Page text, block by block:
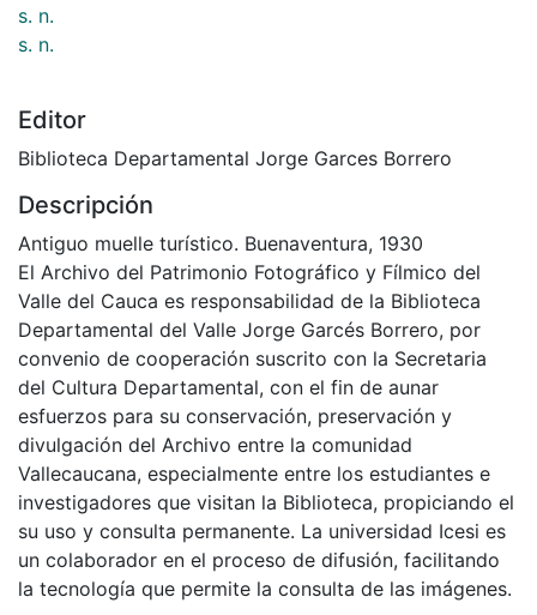
s. n.
s. n.
Editor
Biblioteca Departamental Jorge Garces Borrero
Descripción
Antiguo muelle turístico. Buenaventura, 1930
El Archivo del Patrimonio Fotográfico y Fílmico del
Valle del Cauca es responsabilidad de la Biblioteca
Departamental del Valle Jorge Garcés Borrero, por
convenio de cooperación suscrito con la Secretaria
del Cultura Departamental, con el fin de aunar
esfuerzos para su conservación, preservación y
divulgación del Archivo entre la comunidad
Vallecaucana, especialmente entre los estudiantes e
investigadores que visitan la Biblioteca, propiciando el
su uso y consulta permanente. La universidad Icesi es
un colaborador en el proceso de difusión, facilitando
la tecnología que permite la consulta de las imágenes.